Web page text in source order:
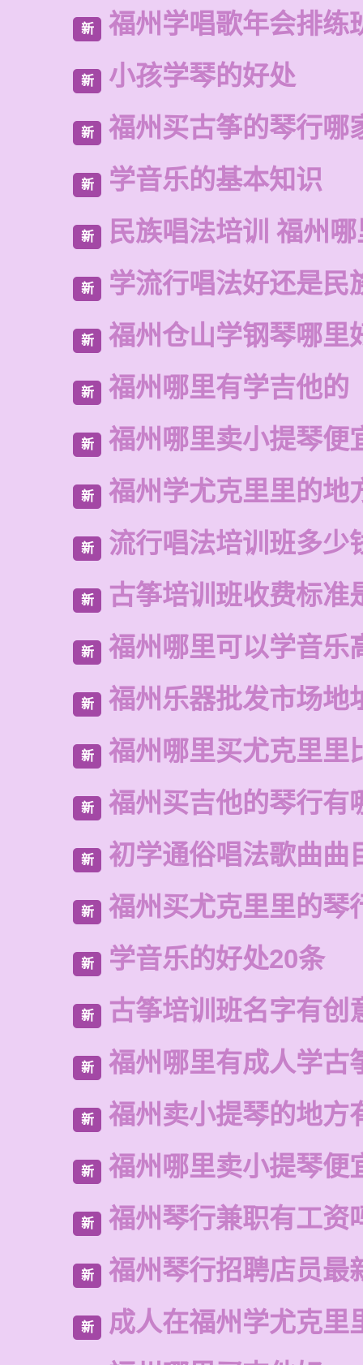
新 福州学唱歌年会排练
新 小孩学琴的好处
新 福州买古筝的琴行哪
新 学音乐的基本知识
新 民族唱法培训 福州
新 学流行唱法好还是民
新 福州仓山学钢琴哪里
新 福州哪里有学吉他的
新 福州哪里卖小提琴便
新 福州学尤克里里的地
新 流行唱法培训班多少
新 古筝培训班收费标准
新 福州哪里可以学音乐
新 福州乐器批发市场地
新 福州哪里买尤克里里
新 福州买吉他的琴行有
新 初学通俗唱法歌曲曲
新 福州买尤克里里的琴
新 学音乐的好处20条
新 古筝培训班名字有创
新 福州哪里有成人学古
新 福州卖小提琴的地方
新 福州哪里卖小提琴便
新 福州琴行兼职有工资
新 福州琴行招聘店员最
新
成人在福州学尤克里